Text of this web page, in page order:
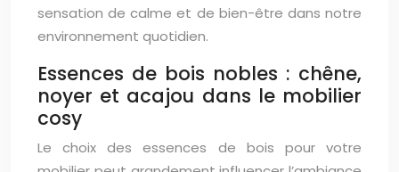
sensation de calme et de bien-être dans notre
environnement quotidien.
Essences de bois nobles : chêne,
noyer et acajou dans le mobilier
cosy
Le choix des essences de bois pour votre